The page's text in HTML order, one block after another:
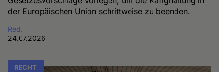
der Europäischen Union schrittweise zu beenden.
Red.
24.07.2026
RECHT